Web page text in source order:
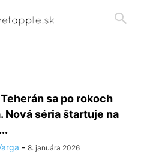
sa po rokoch
Nová séria štartuje na
- 8. januára 2026